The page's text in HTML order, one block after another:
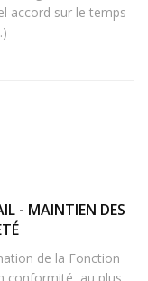
accord sur le temps
- MAINTIEN DES
de la Fonction